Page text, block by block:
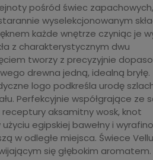
pośród świec
wyselekcjonowanym
każde wnętrze czyniąc je
z charakterystycznym dwu
tworzy z precyzyjnie
drewna jedną, idealną bryłę.
logo podkreśla urodę
Perfekcyjnie współgrające ze
aksamitny wosk, knot
egipskiej bawełny i
w odległe miejsca. Świece
się głębokim aromatem.